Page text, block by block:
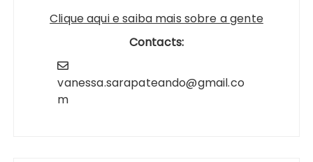
Clique aqui e saiba mais sobre a gente
Contacts:
vanessa.sarapateando@gmail.co
m